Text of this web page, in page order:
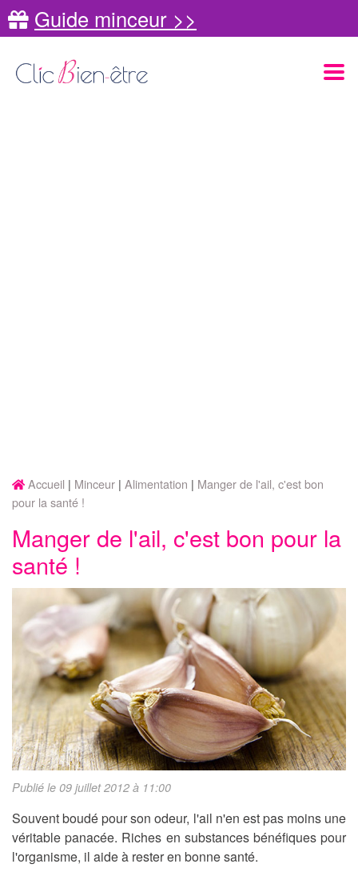
Guide minceur >>
Accueil Minceur Alimentation
Manger de l'ail, c'est bon
pour la santé !
Manger de l'ail, c'est bon pour la
santé !
Publié le 09 juillet 2012 à 11:00
Souvent boudé pour son odeur, l'ail n'en est pas moins une
véritable panacée. Riches en substances bénéfiques pour
l'organisme, il aide à rester en bonne santé.